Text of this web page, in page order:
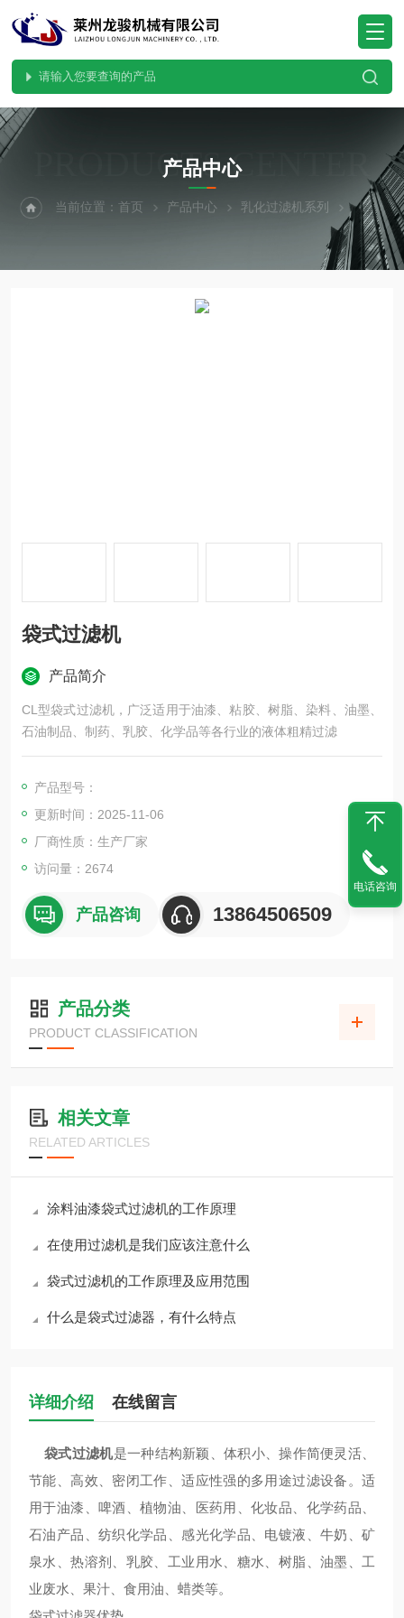
PRODUCTS CENTER
产品中心
当前位置：首页 产品中心 乳化过滤机系列 袋式过
袋式过滤机
产品简介
CL型袋式过滤机，广泛适用于油漆、粘胶、树脂、染料、油墨、
石油制品、制药、乳胶、化学品等各行业的液体粗精过滤
产品型号：
更新时间：2025-11-06
厂商性质：生产厂家
访问量：2674
产品咨询 13864506509
产品分类
PRODUCT CLASSIFICATION
相关文章
RELATED ARTICLES
涂料油漆袋式过滤机的工作原理
在使用过滤机是我们应该注意什么
袋式过滤机的工作原理及应用范围
什么是袋式过滤器，有什么特点
详细介绍 在线留言
袋式过滤机是一种结构新颖、体积小、操作简便灵活、
节能、高效、密闭工作、适应性强的多用途过滤设备。适
用于油漆、啤酒、植物油、医药用、化妆品、化学药品、
石油产品、纺织化学品、感光化学品、电镀液、牛奶、矿
泉水、热溶剂、乳胶、工业用水、糖水、树脂、油墨、工
业废水、果汁、食用油、蜡类等。
电话咨询